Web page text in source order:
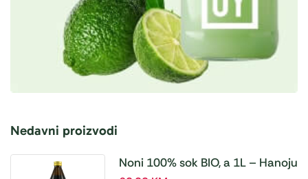
Nedavni proizvodi
Noni 100% sok BIO, a 1L – Hanoju